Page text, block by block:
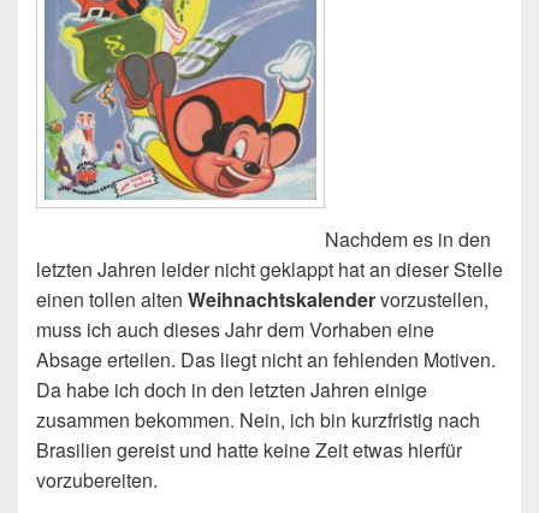
Nachdem es in den
letzten Jahren leider nicht geklappt hat an dieser Stelle
einen tollen alten Weihnachtskalendervorzustellen,
muss ich auch dieses Jahr dem Vorhaben eine
Absage erteilen. Das liegt nicht an fehlenden Motiven.
Da habe ich doch in den letzten Jahren einige
zusammen bekommen. Nein, ich bin kurzfristig nach
Brasilien gereist und hatte keine Zeit etwas hierfür
vorzubereiten.